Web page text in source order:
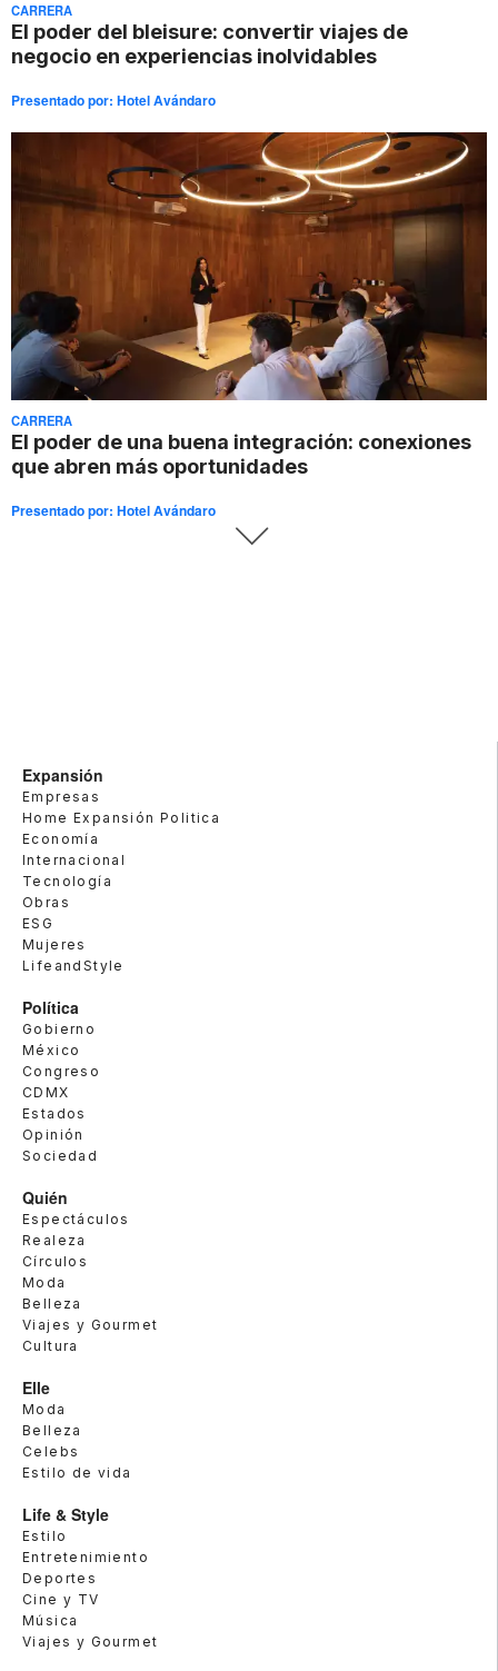
CARRERA
El poder del bleisure: convertir viajes de
negocio en experiencias inolvidables
Presentado por: Hotel Avándaro
CARRERA
El poder de una buena integración: conexiones
que abren más oportunidades
Presentado por: Hotel Avándaro
Expansión
Empresas
Home Expansión Politica
Economía
Internacional
Tecnología
Obras
ESG
Mujeres
LifeandStyle
Política
Gobierno
México
Congreso
CDMX
Estados
Opinión
Sociedad
Quién
Espectáculos
Realeza
Círculos
Moda
Belleza
Viajes y Gourmet
Cultura
Elle
Moda
Belleza
Celebs
Estilo de vida
Life & Style
Estilo
Entretenimiento
Deportes
Cine y TV
Música
Viajes y Gourmet